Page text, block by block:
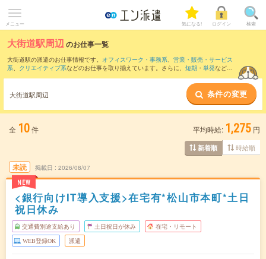
メニュー 気になる! ログイン 検索
大街道駅周辺のお仕事一覧
大街道駅の派遣のお仕事情報です。 オフィスワーク・事務系、 営業・販売・サービス
系、 クリエイティブ系などのお仕事を取り揃えています。さらに、 短期 ・ 単発などの
また、愛大医学部南口駅 伊予市駅
など近隣駅のお
仕事もご確認いただけます。
大街道駅周辺 条件の変更
全 10件 平均時給: 1,275 円
新着順 時給順
未読
NEW
掲載日 2026/08/07
<銀行向けIT導入支援>在宅有*松山市本町*土日
祝日休み
交通費別途支給あり 土日祝日が休み 在宅・リモート
WEB登録OK 派遣